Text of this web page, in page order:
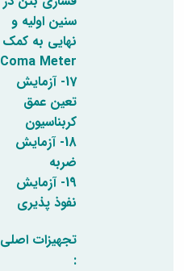
سنین اولیه و
نهایی به کمک
Coma Meter
17- آزمایش
تعین عمق
کربناسیون
18- آزمایش
ضربه
19- آزمایش
نفوذ پذیری
تجهیزات اصلی
: